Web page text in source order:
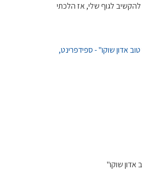
לגוף שלי, אז הלכתי
שוקו"